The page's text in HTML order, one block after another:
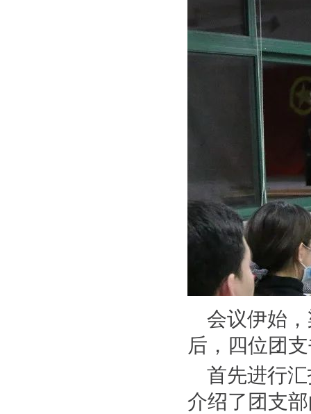
会议伊始
后，四位团
首先进行
介绍了团支